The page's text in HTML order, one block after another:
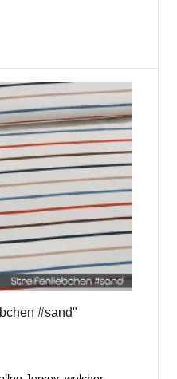
#sand"